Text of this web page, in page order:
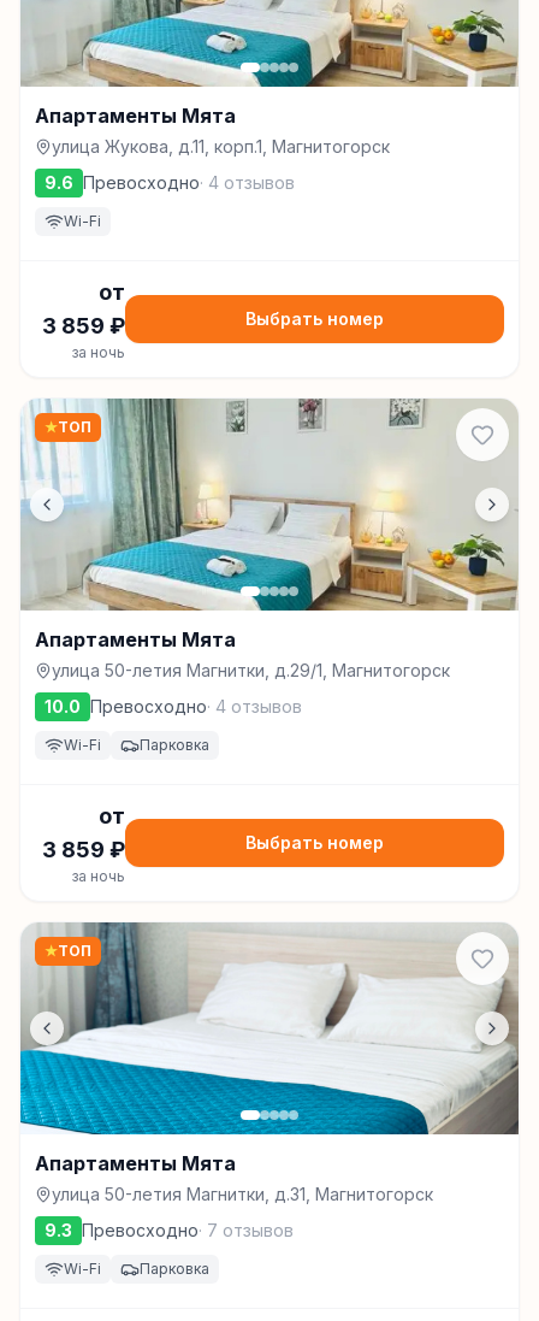
Апартаменты Мята
улица Жукова, д.11, корп.1, Магнитогорск
9.6 Превосходно· 4 отзывов
Wi-Fi
от
3 859 ₽
за ночь
Выбрать номер
★ТОП
Апартаменты Мята
улица 50-летия Магнитки, д.29/1, Магнитогорск
10.0 Превосходно· 4 отзывов
Wi-Fi Парковка
от
3 859 ₽
за ночь
Выбрать номер
★ТОП
Апартаменты Мята
улица 50-летия Магнитки, д.31, Магнитогорск
9.3 Превосходно· 7 отзывов
Wi-Fi Парковка